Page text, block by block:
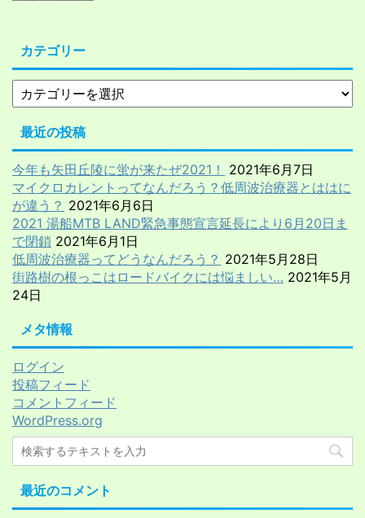
カテゴリー
最近の投稿
今年も矢田丘陵に蛍が来たぜ2021！
2021年6月7日
マイクロカレントってなんだろう？低周波治療器とははに
が違う？ 2021年6月6日
2021 湯船MTB LAND緊急事態宣言延長により6月20日ま
で閉鎖 2021年6月1日
低周波治療器ってどうなんだろう？ 2021年5月28日
街路樹の根っこはロードバイクには悩ましい… 2021年5月
24日
メタ情報
ログイン
投稿フィード
コメントフィード
WordPress.org
最近のコメント